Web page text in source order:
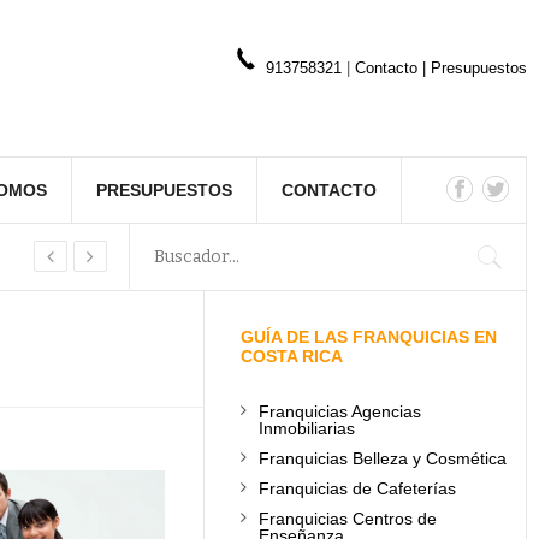
913758321 Contacto Presupuestos
PRESUPUESTOS CONTACTO
GUÍA DE LAS FRANQUICIAS EN
COSTA RICA
Franquicias Agencias
Inmobiliarias
Franquicias Belleza y Cosmética
Franquicias de Cafeterías
Franquicias Centros de